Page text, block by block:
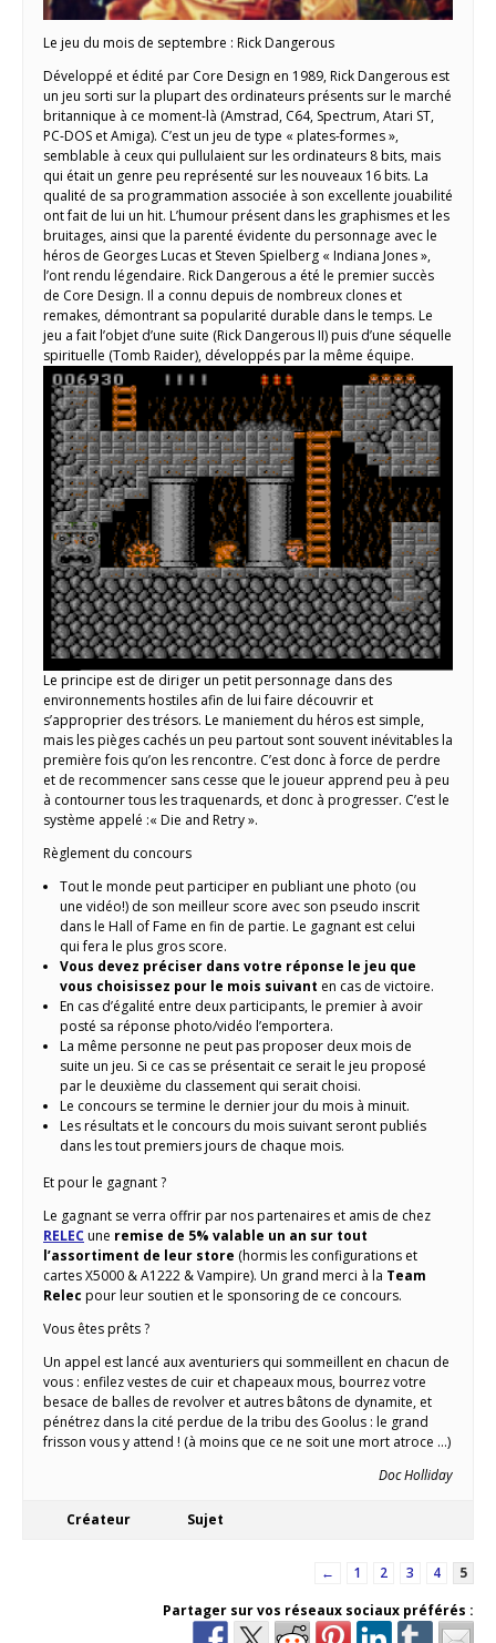
Le jeu du mois de septembre : Rick Dangerous
Développé et édité par Core Design en 1989, Rick Dangerous est
un jeu sorti sur la plupart des ordinateurs présents sur le marché
britannique à ce moment-là (Amstrad, C64, Spectrum, Atari ST,
PC-DOS et Amiga). C’est un jeu de type « plates-formes »,
semblable à ceux qui pullulaient sur les ordinateurs 8 bits, mais
qui était un genre peu représenté sur les nouveaux 16 bits. La
qualité de sa programmation associée à son excellente jouabilité
ont fait de lui un hit. L’humour présent dans les graphismes et les
bruitages, ainsi que la parenté évidente du personnage avec le
héros de Georges Lucas et Steven Spielberg « Indiana Jones »,
l’ont rendu légendaire. Rick Dangerous a été le premier succès
de Core Design. Il a connu depuis de nombreux clones et
remakes, démontrant sa popularité durable dans le temps. Le
jeu a fait l’objet d’une suite (Rick Dangerous II) puis d’une séquelle
spirituelle (Tomb Raider), développés par la même équipe.
Le principe est de diriger un petit personnage dans des
environnements hostiles afin de lui faire découvrir et
s’approprier des trésors. Le maniement du héros est simple,
mais les pièges cachés un peu partout sont souvent inévitables la
première fois qu’on les rencontre. C’est donc à force de perdre
et de recommencer sans cesse que le joueur apprend peu à peu
à contourner tous les traquenards, et donc à progresser. C’est le
système appelé :« Die and Retry ».
Règlement du concours
Tout le monde peut participer en publiant une photo (ou
une vidéo!) de son meilleur score avec son pseudo inscrit
dans le Hall of Fame en fin de partie. Le gagnant est celui
qui fera le plus gros score.
Vous devez préciser dans votre réponse le jeu que
vous choisissez pour le mois suivant en cas de victoire.
En cas d’égalité entre deux participants, le premier à avoir
posté sa réponse photo/vidéo l’emportera.
La même personne ne peut pas proposer deux mois de
suite un jeu. Si ce cas se présentait ce serait le jeu proposé
par le deuxième du classement qui serait choisi.
Le concours se termine le dernier jour du mois à minuit.
Les résultats et le concours du mois suivant seront publiés
dans les tout premiers jours de chaque mois.
Et pour le gagnant ?
Le gagnant se verra offrir par nos partenaires et amis de chez
RELECune remise de 5% valable un an sur tout
l’assortiment de leur store (hormis les configurations et
cartes X5000 & A1222 & Vampire). Un grand merci à la Team
Relec pour leur soutien et le sponsoring de ce concours.
Vous êtes prêts ?
Un appel est lancé aux aventuriers qui sommeillent en chacun de
vous : enfilez vestes de cuir et chapeaux mous, bourrez votre
besace de balles de revolver et autres bâtons de dynamite, et
pénétrez dans la cité perdue de la tribu des Goolus : le grand
frisson vous y attend ! (à moins que ce ne soit une mort atroce …)
Doc Holliday
Créateur Sujet
← 1 2 3 4
5
Partager sur vos réseaux sociaux préférés :